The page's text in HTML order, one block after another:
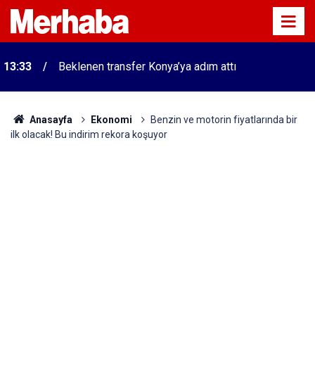
13:33 Beklenen transfer Konya’ya adım attı
Anasayfa Ekonomi
Benzin ve motorin fiyatlarında bir
ilk olacak! Bu indirim rekora koşuyor